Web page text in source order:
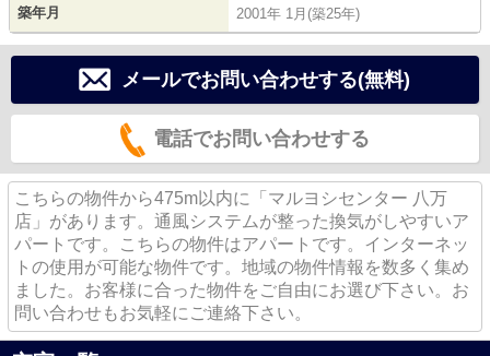
築年月 2001年 1月(築25年)
メールでお問い合わせする(無料)
電話でお問い合わせする
こちらの物件から475m以内に「マルヨシセンター 八万
店」があります。通風システムが整った換気がしやすいア
パートです。こちらの物件はアパートです。インターネッ
トの使用が可能な物件です。地域の物件情報を数多く集め
ました。お客様に合った物件をご自由にお選び下さい。お
問い合わせもお気軽にご連絡下さい。